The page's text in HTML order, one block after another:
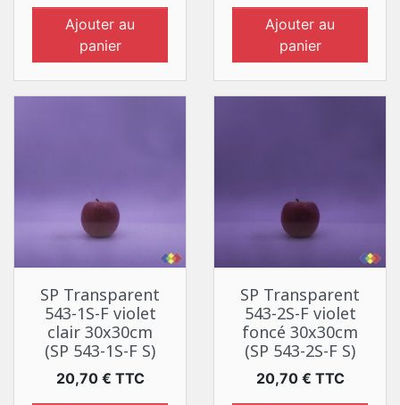
Ajouter au
panier
Ajouter au
panier
SP Transparent
543-1S-F violet
clair 30x30cm
(SP 543-1S-F S)
Prix
20,70 € TTC
SP Transparent
543-2S-F violet
foncé 30x30cm
(SP 543-2S-F S)
Prix
20,70 € TTC